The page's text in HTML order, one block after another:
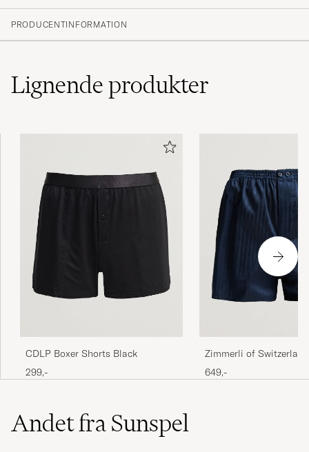
(6)
(0)
PRODUCENTINFORMATION
Lignendeprodukter
CDLP Boxer Shorts Black
299,-
Zimmerli of Switzerland
Mercerized Cotton
Navy
649,-
Andet fra Sunspel